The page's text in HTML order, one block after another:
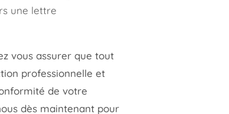
une lettre
vous assurer que tout
professionnelle et
de votre
dès maintenant pour